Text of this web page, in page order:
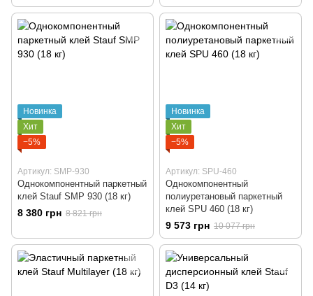
Новинка
Хит
−5%
Артикул: SMP-930
Однокомпонентный паркетный
клей Stauf SMP 930 (18 кг)
8 380 грн 8 821 грн
Новинка
Хит
−5%
Артикул: SPU-460
Однокомпонентный
полиуретановый паркетный
клей SPU 460 (18 кг)
9 573 грн 10 077 грн